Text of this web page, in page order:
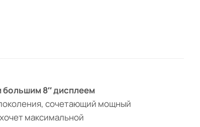
8″ дисплеем
сочетающий мощный
максимальной